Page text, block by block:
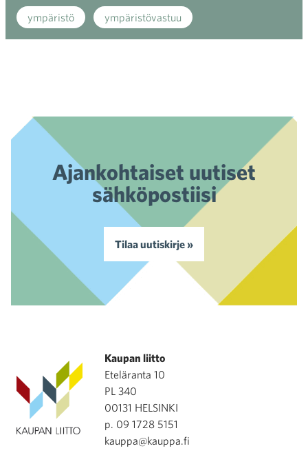
ympäristö ympäristövastuu
Ajankohtaiset uutiset
sähköpostiisi
Tilaa uutiskirje »
Kaupan liitto
Eteläranta 10
PL 340
00131 HELSINKI
p. 09 1728 5151
kauppa@kauppa.fi